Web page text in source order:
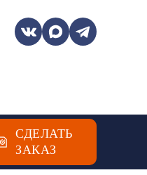
СДЕЛАТЬ
ЗАКАЗ